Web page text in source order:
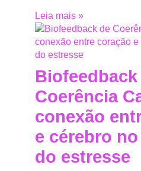
Leia mais »
Biofeedback
Coerência
conexão
e cérebro
do estresse